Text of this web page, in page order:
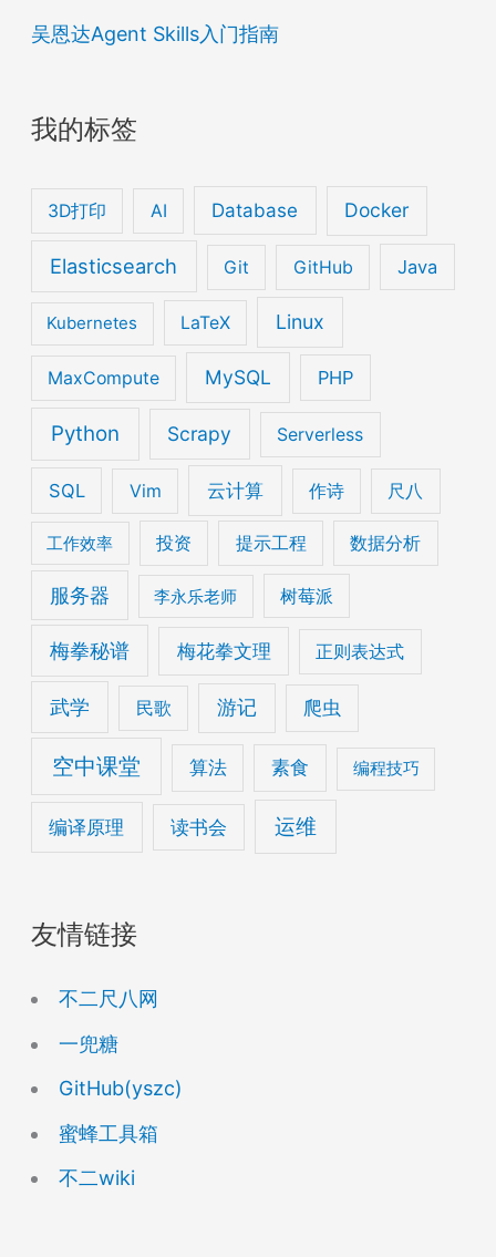
吴恩达Agent Skills入门指南
我的标签
3D打印 AI Database Docker
Elasticsearch Git GitHub Java
Kubernetes LaTeX Linux
MaxCompute MySQL PHP
Python Scrapy Serverless
SQL Vim 云计算 作诗 尺八
工作效率 投资 提示工程 数据分析
服务器 李永乐老师 树莓派
梅拳秘谱 梅花拳文理 正则表达式
武学 民歌 游记 爬虫
空中课堂 算法 素食 编程技巧
编译原理 读书会 运维
友情链接
不二尺八网
一兜糖
GitHub(yszc)
蜜蜂工具箱
不二wiki